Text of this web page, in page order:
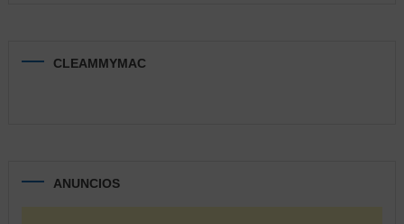
CLEAMMYMAC
ANUNCIOS